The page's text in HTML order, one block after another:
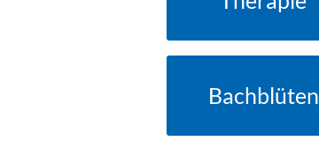
Bachblüten